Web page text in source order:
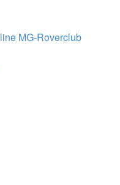
MG-Roverclub